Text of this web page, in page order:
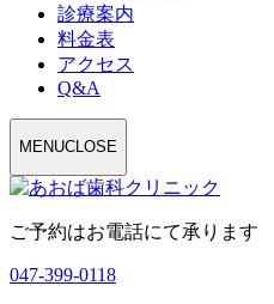
診療案内
料金表
アクセス
Q&A
MENUCLOSE
ご予約はお電話にて承ります
047-399-0118